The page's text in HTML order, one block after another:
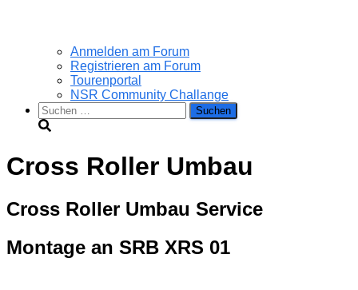
Anmelden am Forum
Registrieren am Forum
Tourenportal
NSR Community Challange
Suchen
nach:
Cross Roller Umbau
Cross Roller Umbau Service
Montage an SRB XRS 01